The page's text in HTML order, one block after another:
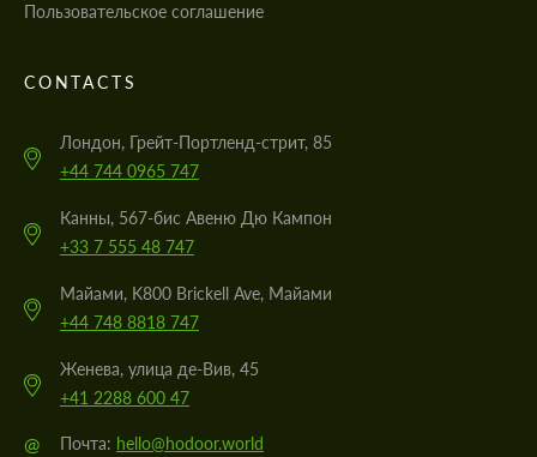
Пользовательское соглашение
CONTACTS
Лондон, Грейт-Портленд-стрит, 85
+44 744 0965 747
Канны, 567-бис Авеню Дю Кампон
+33 7 555 48 747
Майами, K800 Brickell Ave, Майами
+44 748 8818 747
Женева, улица де-Вив, 45
+41 2288 600 47
@ Почта: hello@hodoor.world